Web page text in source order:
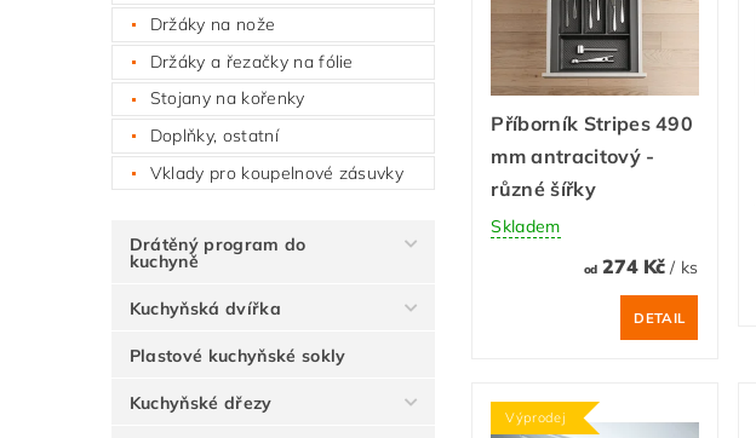
Držáky na nože
Držáky a řezačky na fólie
Stojany na kořenky
Doplňky, ostatní
Vklady pro koupelnové zásuvky
Drátěný program do
kuchyně
Kuchyňská dvířka
Plastové kuchyňské sokly
Kuchyňské dřezy
Příborník Stripes 490
mm antracitový -
různé šířky
Skladem
od274 Kč/ ks
DETAIL
Výprodej